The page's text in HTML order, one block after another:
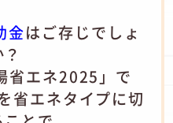
金はご存じでしょ
省エネ2025」で
省エネタイプに切